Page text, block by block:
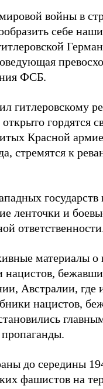
войны в
себе
ФСБ.
гитлеровскому
гордятся
Красной
стремятся к
ленточки и
материалы о
Австралии, где
нацистов,
до середины
фашистов на